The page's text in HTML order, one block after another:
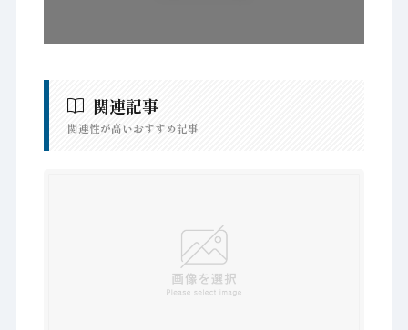
関連記事
関連性が高いおすすめ記事